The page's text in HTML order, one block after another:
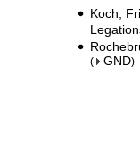
Koch,
( GND)